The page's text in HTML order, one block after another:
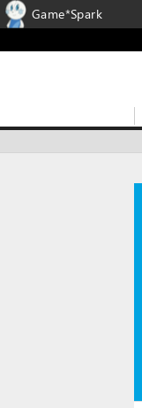
Game*Spark